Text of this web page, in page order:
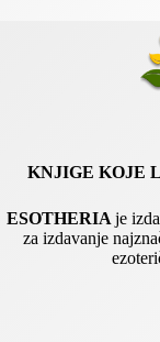
KNJIGE KOJE
ESOTHERIAje
za izdavanje